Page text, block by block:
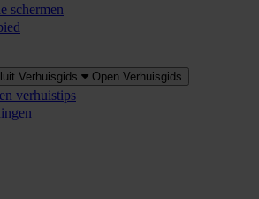
schermen
Verhuisgids Open Verhuisgids
verhuistips